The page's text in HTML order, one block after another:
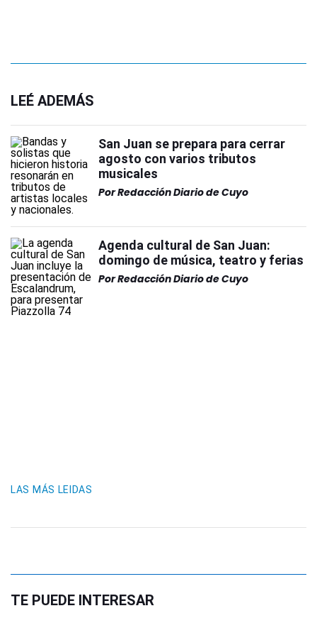
LEÉ ADEMÁS
San Juan se prepara para cerrar
agosto con varios tributos
musicales
PorRedacción Diario de Cuyo
Agenda cultural de San Juan:
domingo de música, teatro y ferias
PorRedacción Diario de Cuyo
LAS MÁS LEIDAS
TE PUEDE INTERESAR